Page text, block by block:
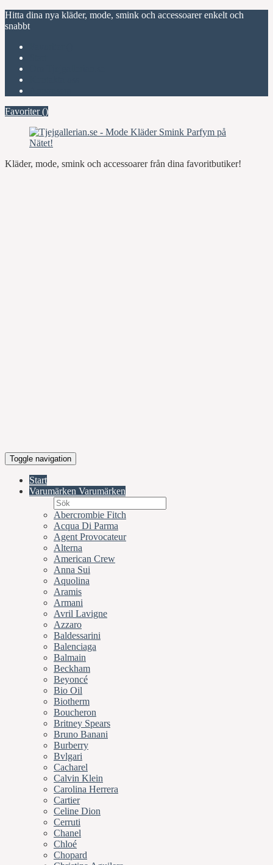
Hitta dina nya kläder, mode, smink och accessoarer enkelt och
snabbt
Favoriter ()
Kläder, mode, smink och accessoarer från dina favoritbutiker!
Toggle navigation
Start
Varumärken Varumärken
Abercrombie Fitch
Acqua Di Parma
Agent Provocateur
Alterna
American Crew
Anna Sui
Aquolina
Aramis
Armani
Avril Lavigne
Azzaro
Baldessarini
Balenciaga
Balmain
Beckham
Beyoncé
Bio Oil
Biotherm
Boucheron
Britney Spears
Bruno Banani
Burberry
Bvlgari
Cacharel
Calvin Klein
Carolina Herrera
Cartier
Celine Dion
Cerruti
Chanel
Chloé
Chopard